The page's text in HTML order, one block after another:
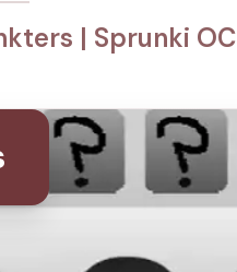
| Sprunki OC